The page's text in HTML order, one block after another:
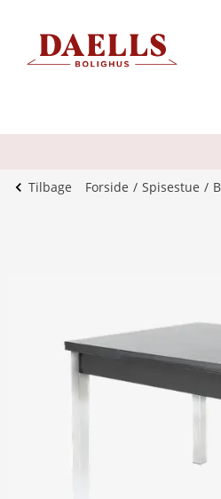
Tilbage Forside Spisestue